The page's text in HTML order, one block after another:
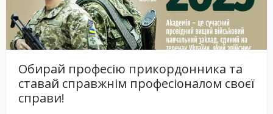
Обирай професію прикордонника та
ставай справжнім професіоналом своєї
справи!